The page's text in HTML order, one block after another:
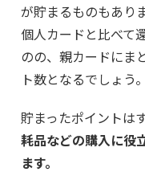
が貯まるものもありま
個人カードと比べて
のの、親カードにま
ト数となるでしょう。
貯まったポイントは
耗品などの購入に役
ます。